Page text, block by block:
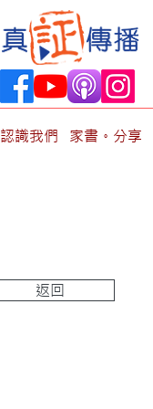
認識我們 家書。分享
返回